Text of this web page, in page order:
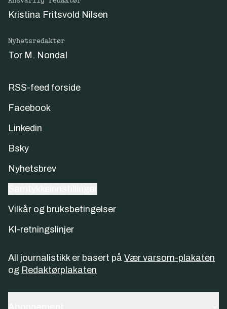
Kristina Fritsvold Nilsen
Nyhetsredaktør
Tor M. Nondal
RSS-feed forside
Facebook
Linkedin
Bsky
Nyhetsbrev
Vilkår og bruksbetingelser
KI-retningslinjer
All journalistikk er basert på Vær varsom-plakaten
og Redaktørplakaten